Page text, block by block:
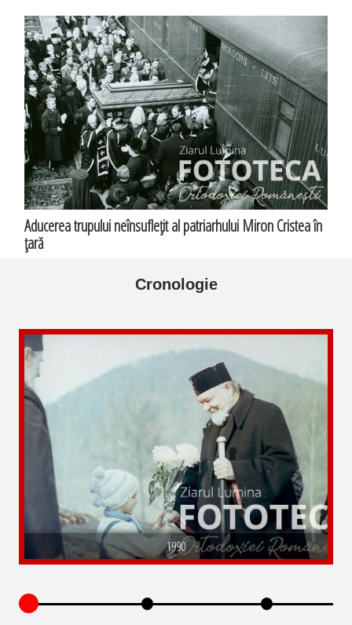
Aducerea trupului neînsufleţit al patriarhului Miron Cristea în
ţară
Cronologie
1990